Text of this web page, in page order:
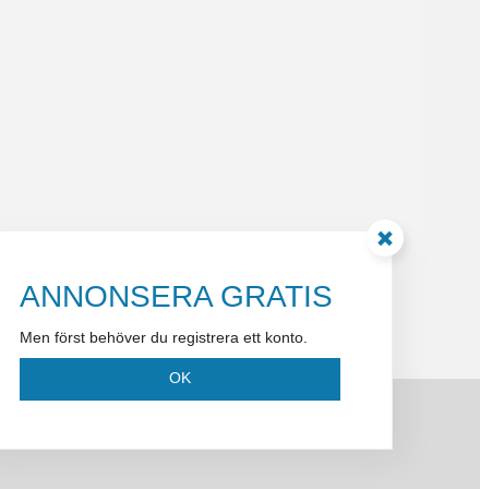
ANNONSERA GRATIS
Men först behöver du registrera ett konto.
OK